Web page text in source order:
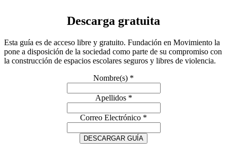
Descarga gratuita
Esta guía es de acceso libre y gratuito. Fundación en Movimiento la
pone a disposición de la sociedad como parte de su compromiso con
la construcción de espacios escolares seguros y libres de violencia.
Nombre(s) *
Apellidos *
Correo Electrónico *
DESCARGAR GUÍA